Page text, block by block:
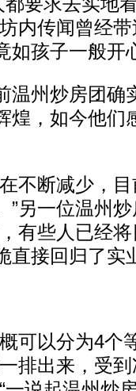
内传闻曾经
如孩子一般开
州炒房团确
煌，如今他们
断减少，目
”另一位温州
有些人已经
直接回归了实
以分为4个等
排出来，受